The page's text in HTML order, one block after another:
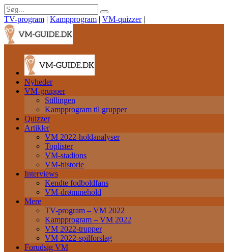
TV-program | Kampprogram | VM-quizzer |
Nyheder
VM-grupper
Stillingen
Kampprogram til grupper
Quizzer
Artikler
VM 2022-holdanalyser
Toplister
VM-stadions
VM-historie
Interviews
Kendte fodboldfans
VM-drømmehold
Mere
TV-program – VM 2022
Kampprogram – VM 2022
VM 2022-trupper
VM 2022-spilforslag
Forudsig VM